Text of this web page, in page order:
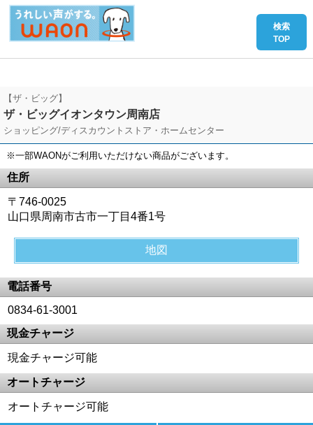
【ザ・ビッグ】
ザ・ビッグイオンタウン周南店
ショッピング/ディスカウントストア・ホームセンター
※一部WAONがご利用いただけない商品がございます。
住所
〒746-0025
山口県周南市古市一丁目4番1号
地図
電話番号
0834-61-3001
現金チャージ
現金チャージ可能
オートチャージ
オートチャージ可能